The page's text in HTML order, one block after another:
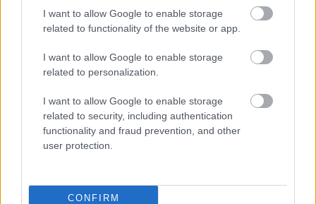
I want to allow Google to enable storage
related to functionality of the website or app.
I want to allow Google to enable storage
related to personalization.
I want to allow Google to enable storage
related to security, including authentication
functionality and fraud prevention, and other
user protection.
CONFIRM
09:45: 10 km fristil, kvinner
12:00: 10 km fristil, menn
09:50: Stafett, 4×7.5km, kvinner
12:00: Stafett, 4×7.5km, menn
Startlister, detaljer og resultater